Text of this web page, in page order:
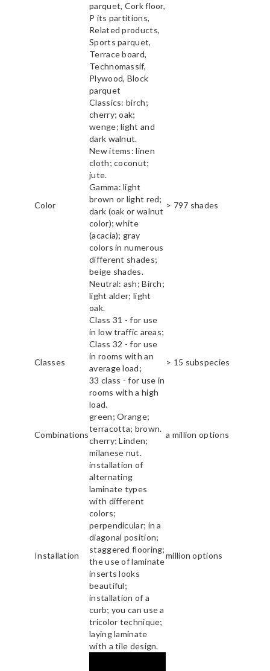
parquet, Cork floor,
P its partitions,
Related products,
Sports parquet,
Terrace board,
Technomassif,
Plywood, Block
parquet
Color
Classics: birch;
cherry; oak;
wenge; light and
dark walnut.
New items: linen
cloth; coconut;
jute.
Gamma: light
brown or light red;
dark (oak or walnut
color); white
(acacia); gray
colors in numerous
different shades;
beige shades.
Neutral: ash; Birch;
light alder; light
oak.
> 797 shades
Classes
Class 31 - for use
in low traffic areas;
Class 32 - for use
in rooms with an
average load;
33 class - for use in
rooms with a high
load.
> 15 subspecies
Combinations
green; Orange;
terracotta; brown.
cherry; Linden;
milanese nut.
a million options
Installation
installation of
alternating
laminate types
with different
colors;
perpendicular; in a
diagonal position;
staggered flooring;
the use of laminate
inserts looks
beautiful;
installation of a
curb; you can use a
tricolor technique;
laying laminate
with a tile design.
million options